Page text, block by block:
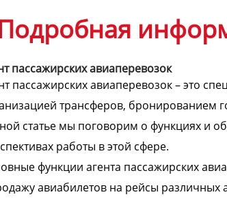
пассажирских авиаперевозок
пассажирских авиаперевозок – это
трансферов, бронированием
статье мы поговорим о функциях и
работы в этой сфере.
функции агента пассажирских
авиабилетов на рейсы различных